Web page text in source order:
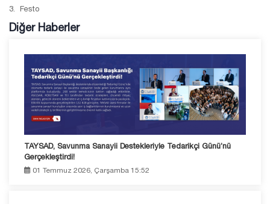
3. Festo
Diğer Haberler
TAYSAD, Savunma Sanayii Destekleriyle Tedarikçi Günü’nü
Gerçekleştirdi!
01 Temmuz 2026, Çarşamba 15:52